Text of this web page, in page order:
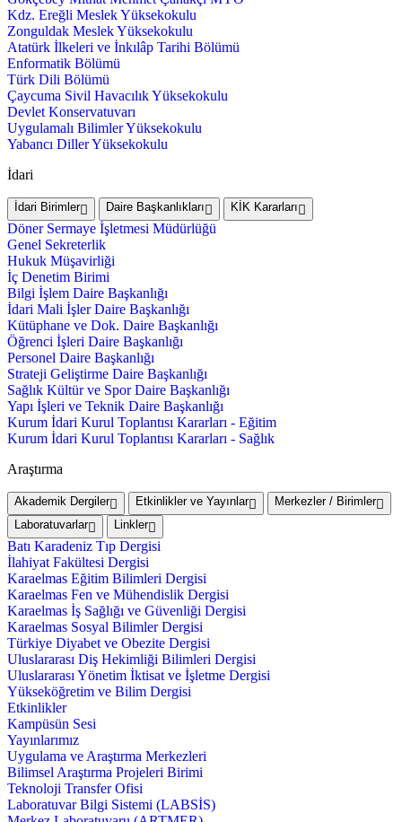
Kdz. Ereğli Meslek Yüksekokulu
Zonguldak Meslek Yüksekokulu
Atatürk İlkeleri ve İnkılâp Tarihi Bölümü
Enformatik Bölümü
Türk Dili Bölümü
Çaycuma Sivil Havacılık Yüksekokulu
Devlet Konservatuvarı
Uygulamalı Bilimler Yüksekokulu
Yabancı Diller Yüksekokulu
İdari
İdari Birimler Daire Başkanlıkları KİK Kararları
Döner Sermaye İşletmesi Müdürlüğü
Genel Sekreterlik
Hukuk Müşavirliği
İç Denetim Birimi
Bilgi İşlem Daire Başkanlığı
İdari Mali İşler Daire Başkanlığı
Kütüphane ve Dok. Daire Başkanlığı
Öğrenci İşleri Daire Başkanlığı
Personel Daire Başkanlığı
Strateji Geliştirme Daire Başkanlığı
Sağlık Kültür ve Spor Daire Başkanlığı
Yapı İşleri ve Teknik Daire Başkanlığı
Kurum İdari Kurul Toplantısı Kararları - Eğitim
Kurum İdari Kurul Toplantısı Kararları - Sağlık
Araştırma
Akademik Dergiler Etkinlikler ve Yayınlar
Merkezler / Birimler
Laboratuvarlar
Linkler
Batı Karadeniz Tıp Dergisi
İlahiyat Fakültesi Dergisi
Karaelmas Eğitim Bilimleri Dergisi
Karaelmas Fen ve Mühendislik Dergisi
Karaelmas İş Sağlığı ve Güvenliği Dergisi
Karaelmas Sosyal Bilimler Dergisi
Türkiye Diyabet ve Obezite Dergisi
Uluslararası Diş Hekimliği Bilimleri Dergisi
Uluslararası Yönetim İktisat ve İşletme Dergisi
Yükseköğretim ve Bilim Dergisi
Etkinlikler
Kampüsün Sesi
Yayınlarımız
Uygulama ve Araştırma Merkezleri
Bilimsel Araştırma Projeleri Birimi
Teknoloji Transfer Ofisi
Laboratuvar Bilgi Sistemi (LABSİS)